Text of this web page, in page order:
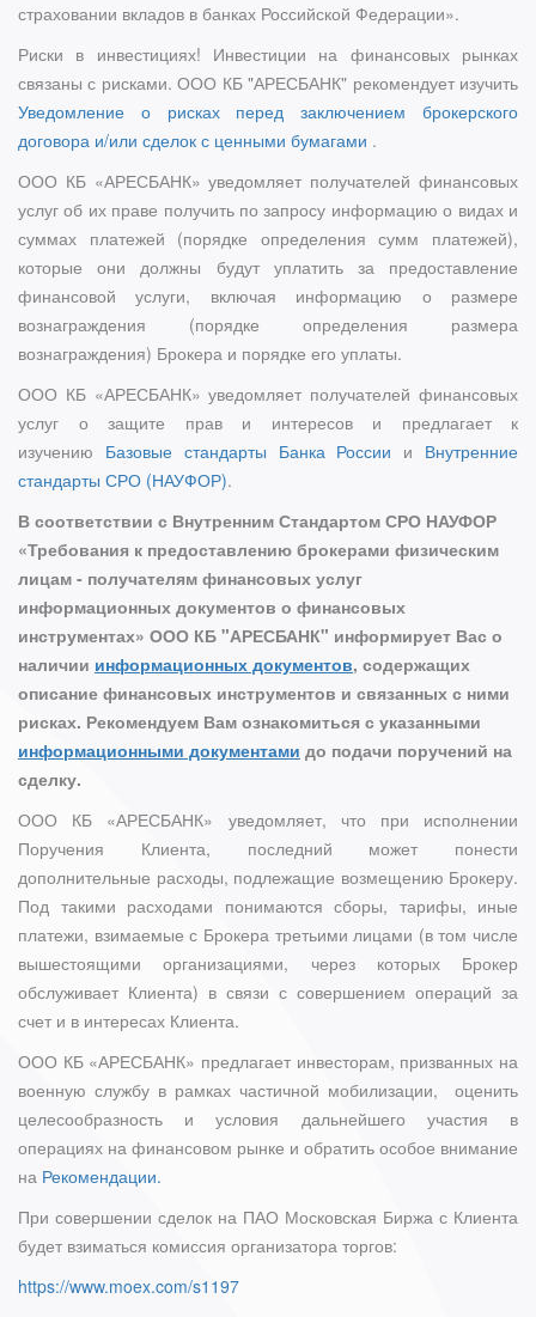
страховании вкладов в банках Российской Федерации».
Риски в инвестициях! Инвестиции на финансовых рынках
связаны с рисками. ООО КБ "АРЕСБАНК" рекомендует изучить
Уведомление о рисках перед заключением брокерского
договора и/или сделок с ценными бумагами .
ООО КБ «АРЕСБАНК» уведомляет получателей финансовых
услуг об их праве получить по запросу информацию о видах и
суммах платежей (порядке определения сумм платежей),
которые они должны будут уплатить за предоставление
финансовой услуги, включая информацию о размере
вознаграждения (порядке определения размера
вознаграждения) Брокера и порядке его уплаты.
ООО КБ «АРЕСБАНК» уведомляет получателей финансовых
услуг о защите прав и интересов и предлагает к
изучению Базовые стандарты Банка России и Внутренние
стандарты СРО (НАУФОР).
В соответствии с Внутренним Стандартом СРО НАУФОР
«Требования к предоставлению брокерами физическим
лицам - получателям финансовых услуг
информационных документов о финансовых
инструментах» ООО КБ "АРЕСБАНК" информирует Вас о
наличии информационных документов, содержащих
описание финансовых инструментов и связанных с ними
рисках. Рекомендуем Вам ознакомиться с указанными
информационными документами до подачи поручений на
сделку.
ООО КБ «АРЕСБАНК» уведомляет, что при исполнении
Поручения Клиента, последний может понести
дополнительные расходы, подлежащие возмещению Брокеру.
Под такими расходами понимаются сборы, тарифы, иные
платежи, взимаемые с Брокера третьими лицами (в том числе
вышестоящими организациями, через которых Брокер
обслуживает Клиента) в связи с совершением операций за
счет и в интересах Клиента.
ООО КБ «АРЕСБАНК» предлагает инвесторам, призванных на
военную службу в рамках частичной мобилизации, оценить
целесообразность и условия дальнейшего участия в
операциях на финансовом рынке и обратить особое внимание
на Рекомендации.
При совершении сделок на ПАО Московская Биржа с Клиента
будет взиматься комиссия организатора торгов:
https://www.moex.com/s1197